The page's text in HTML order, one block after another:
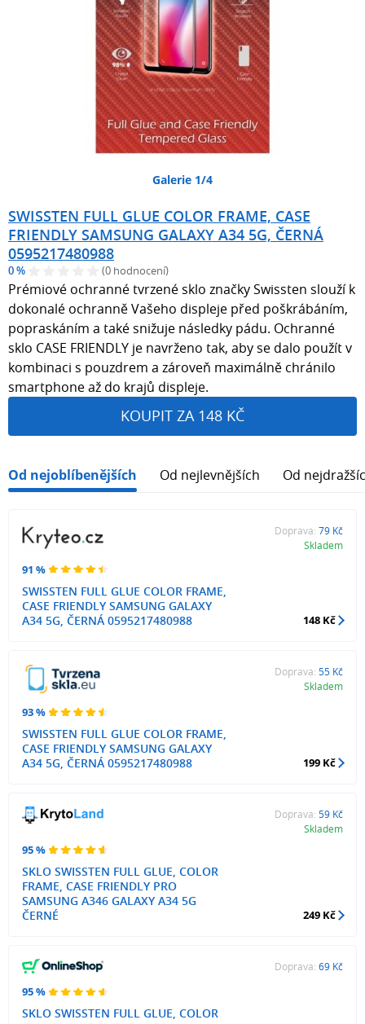
Galerie 1/4
SWISSTEN FULL GLUE COLOR FRAME, CASE
FRIENDLY SAMSUNG GALAXY A34 5G, ČERNÁ
0595217480988
0 % (0 hodnocení)
Prémiové ochranné tvrzené sklo značky Swissten slouží k
dokonalé ochranně Vašeho displeje před poškrábáním,
popraskáním a také snižuje následky pádu. Ochranné
sklo CASE FRIENDLY je navrženo tak, aby se dalo použít v
kombinaci s pouzdrem a zároveň maximálně chránilo
smartphone až do krajů displeje.
KOUPIT ZA 148 KČ
Od nejoblíbenějších Od nejlevnějších Od
91 %
SWISSTEN FULL GLUE COLOR FRAME,
CASE FRIENDLY SAMSUNG GALAXY
A34 5G, ČERNÁ 0595217480988
Doprava: 79 Kč
Skladem
148 Kč
93 %
SWISSTEN FULL GLUE COLOR FRAME,
CASE FRIENDLY SAMSUNG GALAXY
A34 5G, ČERNÁ 0595217480988
Doprava: 55 Kč
Skladem
199 Kč
95 %
SKLO SWISSTEN FULL GLUE, COLOR
FRAME, CASE FRIENDLY PRO
SAMSUNG A346 GALAXY A34 5G
ČERNÉ
Doprava: 59 Kč
Skladem
249 Kč
95 %
SKLO SWISSTEN FULL GLUE, COLOR
Doprava: 69 Kč